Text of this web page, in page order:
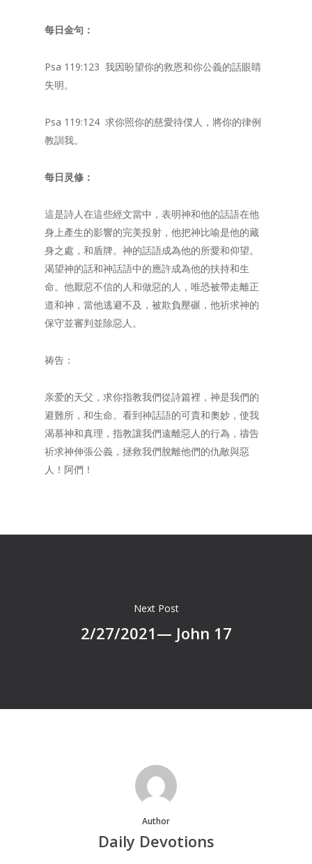
每日金句：
Psa 119:123 我因盼望你的救恩和你公義的話眼睛
失明。
Psa 119:124 求你照你的慈愛待僕人，將你的律例
教訓我。
每日灵修：
這是詩人在這些經文當中，表明神和他的話語在他
身上產生的影響的完美投射，他把神比喻是他的藏
身之處，和盾牌。神的話語成為他的所愛和仰望。
渴望神的話和神話語中的應許成為他的扶持和生
命。他厭惡不信的人和做惡的人，唯恐被帶走離正
道和神，當他逃避不及，被欺負壓碾，他祈求神的
保守並審判並除惡人。
祷告：
亲爱的天父，求你指教我們從詩篇裡，神是我們的
避難所，和生命。看到神話語的可貴和奧妙，使我
渴慕神和真理，指教讓我們遠離惡人的行為，禱告
祈求神伸張公義，拯救我們脫離他們的仇敵與惡
人！阿們！
Next Post
2/27/2021— John 17
Author
Daily Devotions